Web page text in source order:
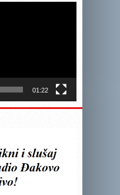
01:22